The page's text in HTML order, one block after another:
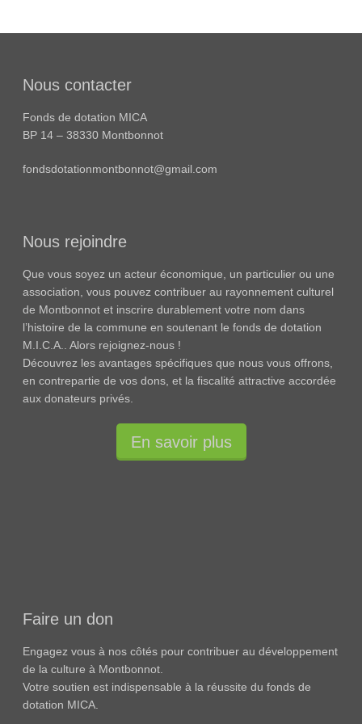
Nous contacter
Fonds de dotation MICA
BP 14 – 38330 Montbonnot
fondsdotationmontbonnot@gmail.com
Nous rejoindre
Que vous soyez un acteur économique, un particulier ou une
association, vous pouvez contribuer au rayonnement culturel
de Montbonnot et inscrire durablement votre nom dans
l’histoire de la commune en soutenant le fonds de dotation
M.I.C.A.. Alors rejoignez-nous !
Découvrez les avantages spécifiques que nous vous offrons,
en contrepartie de vos dons, et la fiscalité attractive accordée
aux donateurs privés.
En savoir plus
Faire un don
Engagez vous à nos côtés pour contribuer au développement
de la culture à Montbonnot.
Votre soutien est indispensable à la réussite du fonds de
dotation MICA.